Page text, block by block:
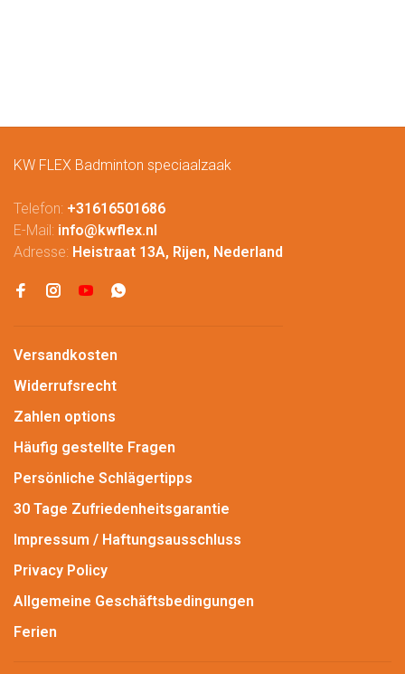
KW FLEX Badminton speciaalzaak
Telefon: +31616501686
E-Mail: info@kwflex.nl
Adresse: Heistraat 13A, Rijen, Nederland
Versandkosten
Widerrufsrecht
Zahlen options
Häufig gestellte Fragen
Persönliche Schlägertipps
30 Tage Zufriedenheitsgarantie
Impressum / Haftungsausschluss
Privacy Policy
Allgemeine Geschäftsbedingungen
Ferien